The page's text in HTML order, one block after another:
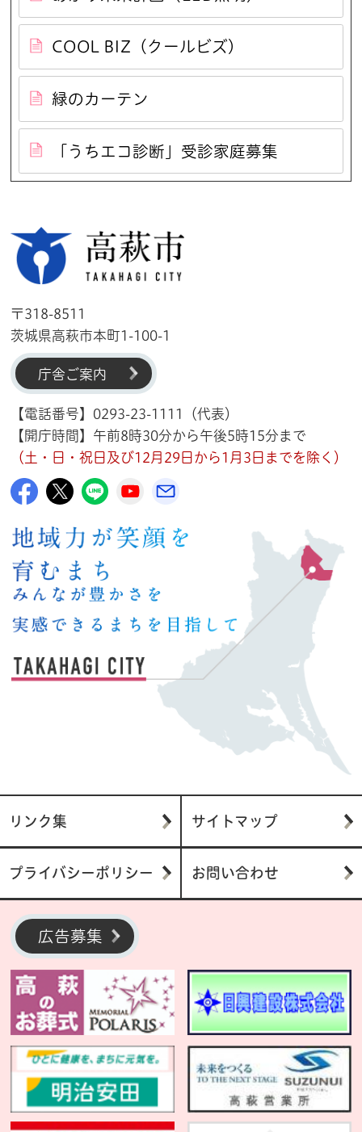
COOL BIZ（クールビズ）
緑のカーテン
「うちエコ診断」受診家庭募集
〒318-8511
茨城県高萩市本町1-100-1
庁舎ご案内
【電話番号】0293-23-1111（代表）
【開庁時間】午前8時30分から午後5時15分まで
（土・日・祝日及び12月29日から1月3日までを除く）
高萩市公式Facebook
高萩市公式X
高萩市公式LINE
高萩市YouTube公式チャンネル
リンク集 サイトマップ
プライバシーポリシー お問い合わせ
広告募集